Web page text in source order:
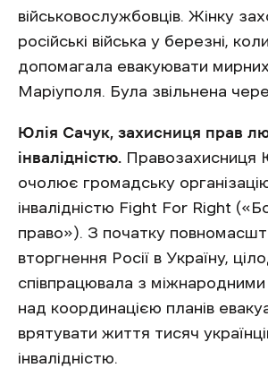
військовослужбовців. Жінку
російські війська у березні,
допомагала евакуювати
Маріуполя. Була звільнена
Юлія Сачук, захисниця прав
інвалідністю. Правозахисниця
очолює громадську
інвалідністю Fight For Right
право»). З початку
вторгнення Росії в Україну,
співпрацювала з міжнародними
над координацією планів
врятувати життя тисяч
інвалідністю.